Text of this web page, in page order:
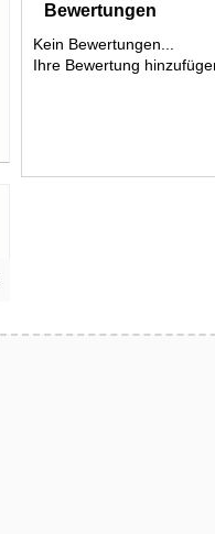
es an
Weg zum Skilift.
Bewertungen
Kein Bewertungen...
Ihre Bewertung